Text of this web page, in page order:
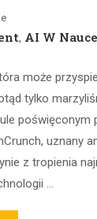
, AI W Nauce
może
tylko
poświęconym
uznany
z tropienia
…